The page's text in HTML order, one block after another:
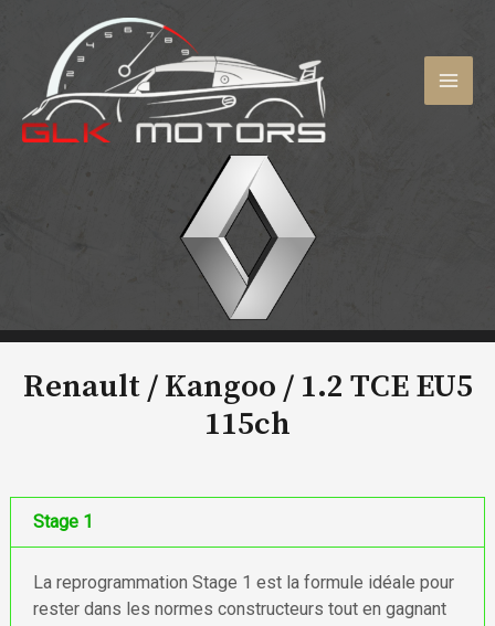
contenu
Renault / Kangoo / 1.2 TCE EU5
115ch
Stage 1
La reprogrammation Stage 1 est la formule idéale pour
rester dans les normes constructeurs tout en gagnant